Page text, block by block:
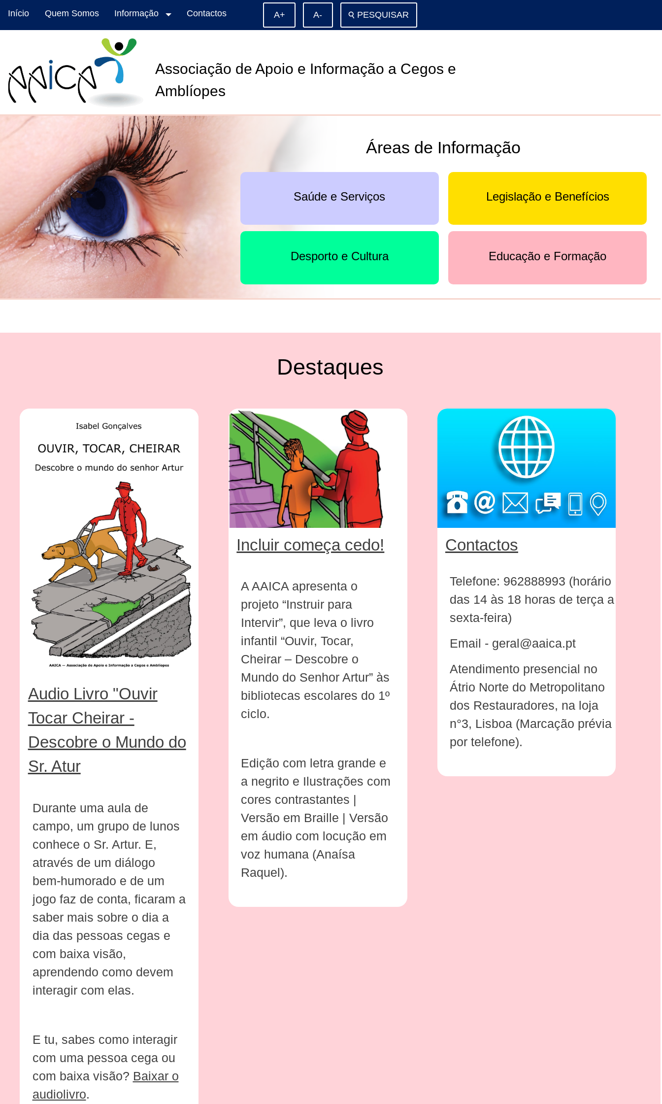
Início Quem Somos Informação Contactos ⚲ PESQUISAR
Associação de Apoio e Informação a Cegos e
Amblíopes
Áreas de Informação
Saúde e Serviços Legislação e Benefícios
Desporto e Cultura Educação e Formação
Destaques
Audio Livro "Ouvir
Tocar Cheirar -
Descobre o Mundo do
Sr. Atur
Durante uma aula de
campo, um grupo de lunos
conhece o Sr. Artur. E,
através de um diálogo
bem-humorado e de um
jogo faz de conta, ficaram a
saber mais sobre o dia a
dia das pessoas cegas e
com baixa visão,
aprendendo como devem
interagir com elas.
E tu, sabes como interagir
com uma pessoa cega ou
com baixa visão? Baixar o
audiolivro.
Incluir começa cedo!
A AAICA apresenta o
projeto “Instruir para
Intervir”, que leva o livro
infantil “Ouvir, Tocar,
Cheirar – Descobre o
Mundo do Senhor Artur” às
bibliotecas escolares do 1º
ciclo.
Edição com letra grande e
a negrito e Ilustrações com
cores contrastantes |
Versão em Braille | Versão
em áudio com locução em
voz humana (Anaísa
Raquel).
Contactos
Telefone: 962888993 (horário
das 14 às 18 horas de terça a
sexta-feira)
Email - geral@aaica.pt
Atendimento presencial no
Átrio Norte do Metropolitano
dos Restauradores, na loja
n°3, Lisboa (Marcação prévia
por telefone).